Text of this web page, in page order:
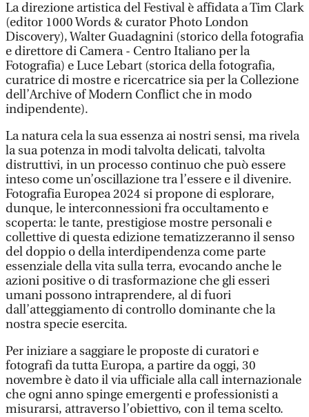
La direzione artistica del Festival è affidata a Tim Clark
(editor 1000 Words & curator Photo London
Discovery), Walter Guadagnini (storico della fotografia
e direttore di Camera - Centro Italiano per la
Fotografia) e Luce Lebart (storica della fotografia,
curatrice di mostre e ricercatrice sia per la Collezione
dell’Archive of Modern Conflict che in modo
indipendente).
La natura cela la sua essenza ai nostri sensi, ma rivela
la sua potenza in modi talvolta delicati, talvolta
distruttivi, in un processo continuo che può essere
inteso come un’oscillazione tra l’essere e il divenire.
Fotografia Europea 2024 si propone di esplorare,
dunque, le interconnessioni fra occultamento e
scoperta: le tante, prestigiose mostre personali e
collettive di questa edizione tematizzeranno il senso
del doppio o della interdipendenza come parte
essenziale della vita sulla terra, evocando anche le
azioni positive o di trasformazione che gli esseri
umani possono intraprendere, al di fuori
dall’atteggiamento di controllo dominante che la
nostra specie esercita.
Per iniziare a saggiare le proposte di curatori e
fotografi da tutta Europa, a partire da oggi, 30
novembre è dato il via ufficiale alla call internazionale
che ogni anno spinge emergenti e professionisti a
misurarsi, attraverso l’obiettivo, con il tema scelto.